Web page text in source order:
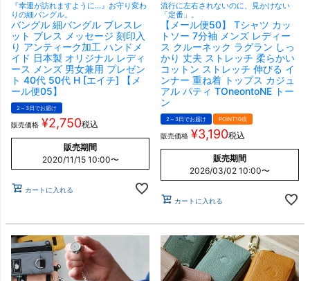
『幸運が訪れますように…』お守り変わ
りの細バングル。
バングル 細バングル ブレスレ
ット ブレス メッセージ 刻印入
り アンティーク加工 ハンドメ
イド 日本製 オリジナル レディ
ース メンズ 男女兼用 プレゼン
ト 40代 50代 H [エイチ] 【メ
ール便05】
2～3日でお届け
販売価格 ¥2,750税込
販売期間
2020/11/15 10:00〜
カートに入れる
流行に左右されないのに、見かけない
「定番」。
【メール便50】 Tシャツ カッ
トソー 7分袖 メンズ レディー
ス クルーネック ラグラン しっ
かり 丈夫 ストレッチ 柔らかい
コットン ストレッチ 伸びる イ
ンナー 重ね着 トップス カジュ
アル パティ TOneontoNE トー
ン
2～3日でお届け POINT10倍
販売価格 ¥3,190税込
販売期間
2026/03/02 10:00〜
カートに入れる